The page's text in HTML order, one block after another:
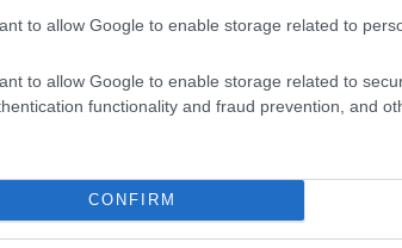
to allow Google to enable storage related to
to allow Google to enable storage related to
functionality and fraud prevention, and
CONFIRM